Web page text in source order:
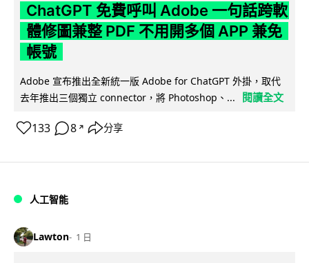
ChatGPT 免費呼叫 Adobe 一句話跨軟
體修圖兼整 PDF 不用開多個 APP 兼免
帳號
Adobe 宣布推出全新統一版 Adobe for ChatGPT 外掛，取代
去年推出三個獨立 connector，將 Photoshop、...
閱讀全文
133 8 ↗ 分享
人工智能
Lawton 1 日